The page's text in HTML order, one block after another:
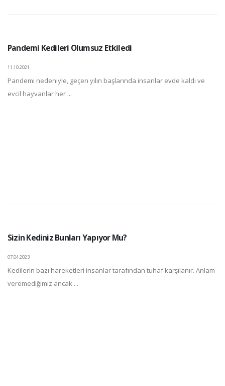
Pandemi Kedileri Olumsuz Etkiledi
11.10.2021
Pandemi nedeniyle, geçen yılın başlarında insanlar evde kaldı ve
evcil hayvanlar her ...
Sizin Kediniz Bunları Yapıyor Mu?
07.04.2023
Kedilerin bazı hareketleri insanlar tarafından tuhaf karşılanır. Anlam
veremediğimiz ancak ...